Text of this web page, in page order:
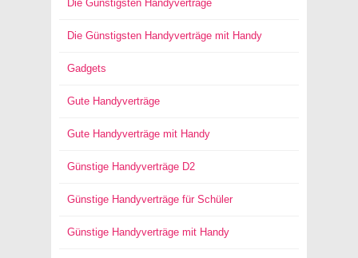
Die Günstigsten Handyverträge
Die Günstigsten Handyverträge mit Handy
Gadgets
Gute Handyverträge
Gute Handyverträge mit Handy
Günstige Handyverträge D2
Günstige Handyverträge für Schüler
Günstige Handyverträge mit Handy